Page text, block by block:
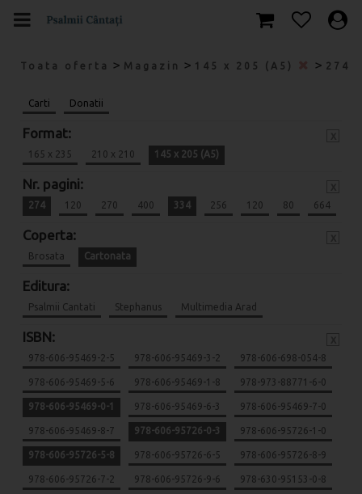
Toata oferta > Magazin > 145 x 205 (A5) > 274
Carti Donatii
Format:
165 x 235 210 x 210 145 x 205 (A5)
Nr. pagini:
274 120 270 400 334 256 120 80 664
Coperta:
Brosata Cartonata
Editura:
Psalmii Cantati Stephanus Multimedia Arad
ISBN:
978-606-95469-2-5 978-606-95469-3-2 978-606-698-054-8
978-606-95469-5-6 978-606-95469-1-8 978-973-88771-6-0
978-606-95469-0-1 978-606-95469-6-3 978-606-95469-7-0
978-606-95469-8-7 978-606-95726-0-3 978-606-95726-1-0
978-606-95726-5-8 978-606-95726-6-5 978-606-95726-8-9
978-606-95726-7-2 978-606-95726-9-6 978-630-95153-0-8